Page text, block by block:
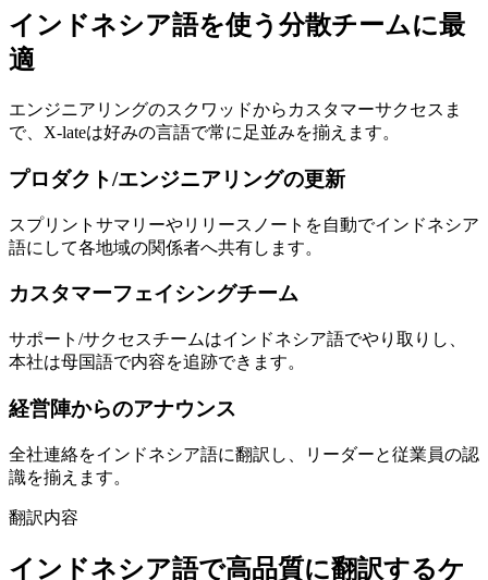
インドネシア語を使う分散チームに最
適
エンジニアリングのスクワッドからカスタマーサクセスま
で、X-lateは好みの言語で常に足並みを揃えます。
プロダクト/エンジニアリングの更新
スプリントサマリーやリリースノートを自動でインドネシア
語にして各地域の関係者へ共有します。
カスタマーフェイシングチーム
サポート/サクセスチームはインドネシア語でやり取りし、
本社は母国語で内容を追跡できます。
経営陣からのアナウンス
全社連絡をインドネシア語に翻訳し、リーダーと従業員の認
識を揃えます。
翻訳内容
インドネシア語で高品質に翻訳するケ